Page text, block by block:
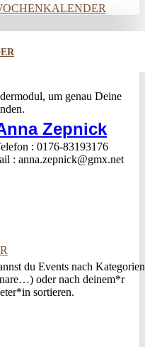
um genau Deine
du Events nach Kategorien
oder nach deinem*r
sortieren.
Zepnick
0176-83193176
anna.zepnick@gmx.net